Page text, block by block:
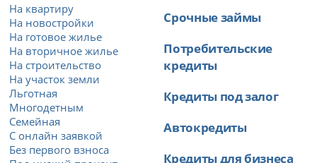
На квартиру
На новостройки
На готовое жилье
На вторичное жилье
На строительство
На участок земли
Льготная
Многодетным
Семейная
С онлайн заявкой
Без первого взноса
Срочные займы
Потребительские
кредиты
Кредиты под залог
Автокредиты
Кредиты для бизнеса